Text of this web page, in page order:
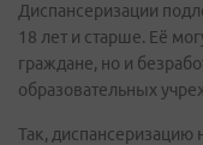
Диспансеризации
18 лет и старше. Её
граждане, но и
образовательных
Так, диспансеризацию